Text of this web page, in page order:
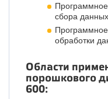
сбора
обработки
Области
порошкового
600: